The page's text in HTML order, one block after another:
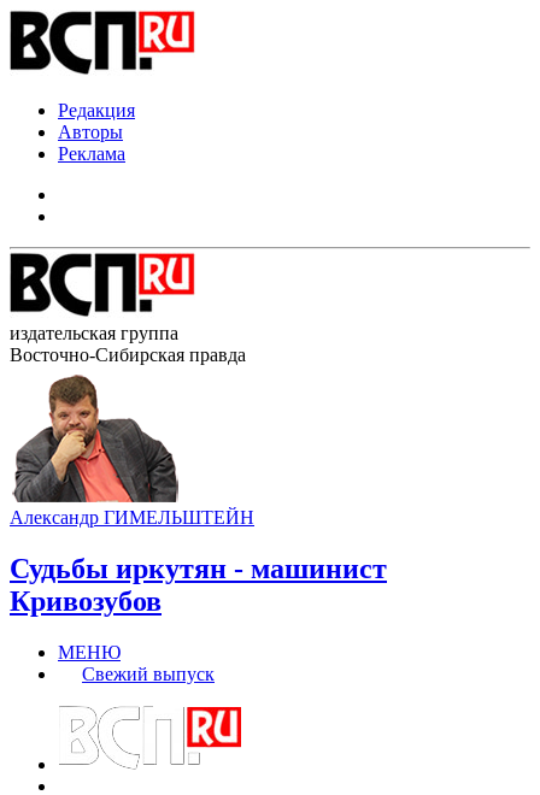
Редакция
Авторы
Реклама
издательская группа
Восточно-Сибирская правда
Александр ГИМЕЛЬШТЕЙН
Судьбы иркутян - машинист
Кривозубов
МЕНЮ
Свежий выпуск